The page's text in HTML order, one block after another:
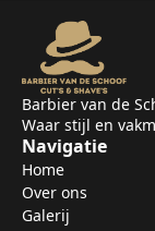
Barbier van de
Waar stijl en
Navigatie
Home
Over ons
Galerij